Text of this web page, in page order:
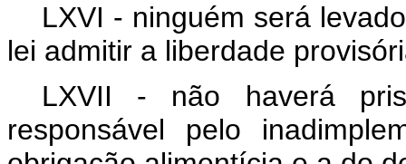
LXVI - ninguém será
lei admitir a liberdade
LXVII - não haverá
responsável pelo